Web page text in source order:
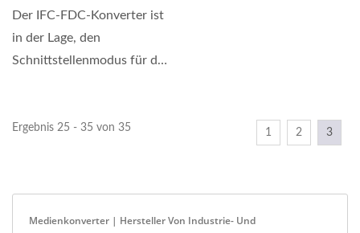
Der IFC-FDC-Konverter ist
in der Lage, den
Schnittstellenmodus für die
Ergebnis 25 - 35 von 35 1 2 3
Medienkonverter | Hersteller Von Industrie- Und